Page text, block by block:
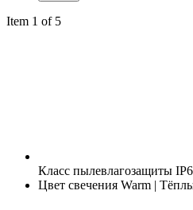
Item 1 of 5
Класс пылевлагозащиты
Цвет свечения Warm |